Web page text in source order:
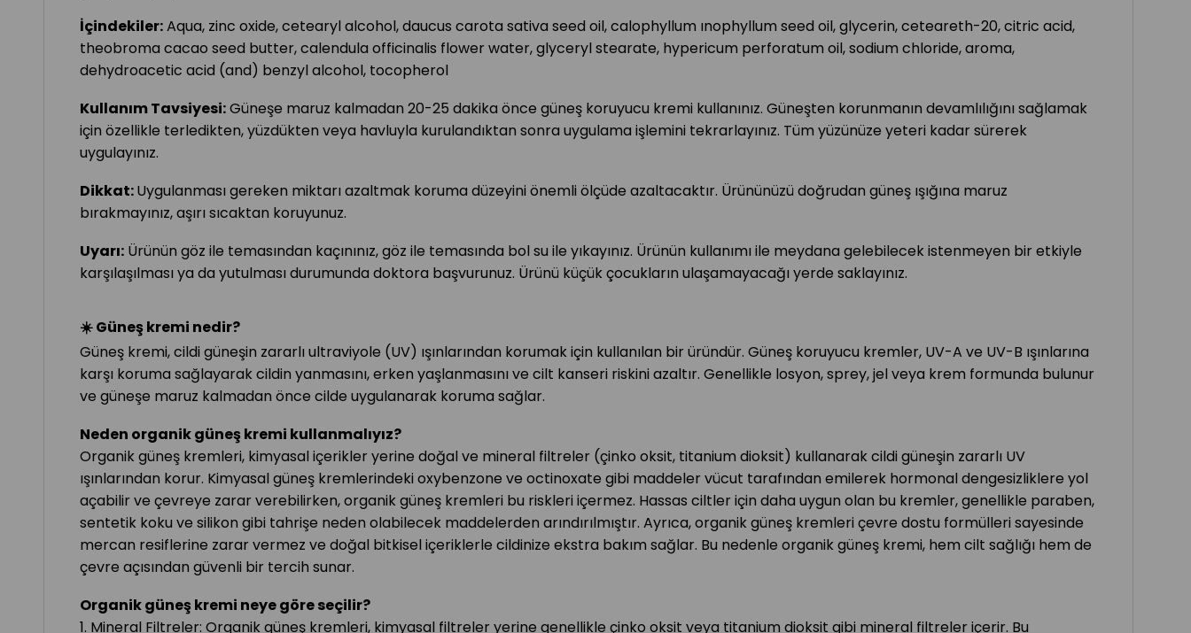
İçindekiler:Aqua, zinc oxide, cetearyl alcohol, daucus carota sativa seed oil, calophyllum ınophyllum seed oil, glycerin, ceteareth-20, citric acid,
theobroma cacao seed butter, calendula officinalis flower water, glyceryl stearate, hypericum perforatum oil, sodium chloride, aroma,
dehydroacetic acid (and) benzyl alcohol, tocopherol
Kullanım Tavsiyesi:Güneşe maruz kalmadan 20-25 dakika önce güneş koruyucu kremi kullanınız. Güneşten korunmanın devamlılığını sağlamak
için özellikle terledikten, yüzdükten veya havluyla kurulandıktan sonra uygulama işlemini tekrarlayınız. Tüm yüzünüze yeteri kadar sürerek
uygulayınız.
Dikkat:Uygulanması gereken miktarı azaltmak koruma düzeyini önemli ölçüde azaltacaktır. Ürününüzü doğrudan güneş ışığına maruz
bırakmayınız, aşırı sıcaktan koruyunuz.
Uyarı:Ürünün göz ile temasından kaçınınız, göz ile temasında bol su ile yıkayınız. Ürünün kullanımı ile meydana gelebilecek istenmeyen bir etkiyle
karşılaşılması ya da yutulması durumunda doktora başvurunuz. Ürünü küçük çocukların ulaşamayacağı yerde saklayınız.
☀️ Güneş kremi nedir?
Güneş kremi, cildi güneşin zararlı ultraviyole (UV) ışınlarından korumak için kullanılan bir üründür. Güneş koruyucu kremler, UV-A ve UV-B ışınlarına
karşı koruma sağlayarak cildin yanmasını, erken yaşlanmasını ve cilt kanseri riskini azaltır. Genellikle losyon, sprey, jel veya krem formunda bulunur
ve güneşe maruz kalmadan önce cilde uygulanarak koruma sağlar.
Neden organik güneş kremi kullanmalıyız?
Organik güneş kremleri, kimyasal içerikler yerine doğal ve mineral filtreler (çinko oksit, titanium dioksit) kullanarak cildi güneşin zararlı UV
ışınlarından korur. Kimyasal güneş kremlerindeki oxybenzone ve octinoxate gibi maddeler vücut tarafından emilerek hormonal dengesizliklere yol
açabilir ve çevreye zarar verebilirken, organik güneş kremleri bu riskleri içermez. Hassas ciltler için daha uygun olan bu kremler, genellikle paraben,
sentetik koku ve silikon gibi tahrişe neden olabilecek maddelerden arındırılmıştır. Ayrıca, organik güneş kremleri çevre dostu formülleri sayesinde
mercan resiflerine zarar vermez ve doğal bitkisel içeriklerle cildinize ekstra bakım sağlar. Bu nedenle organik güneş kremi, hem cilt sağlığı hem de
çevre açısından güvenli bir tercih sunar.
Organik güneş kremi neye göre seçilir?
1. Mineral Filtreler: Organik güneş kremleri, kimyasal filtreler yerine genellikle çinko oksit veya titanium dioksit gibi mineral filtreler içerir. Bu